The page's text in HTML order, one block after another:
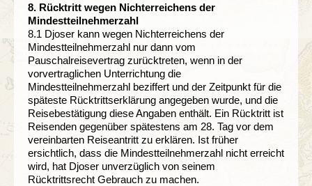
8. Rücktritt wegen Nichterreichens der
Mindestteilnehmerzahl
8.1 Djoser kann wegen Nichterreichens der
Mindestteilnehmerzahl nur dann vom
Pauschalreisevertrag zurücktreten, wenn in der
vorvertraglichen Unterrichtung die
Mindestteilnehmerzahl beziffert und der Zeitpunkt für die
späteste Rücktrittserklärung angegeben wurde, und die
Reisebestätigung diese Angaben enthält. Ein Rücktritt ist
Reisenden gegenüber spätestens am 28. Tag vor dem
vereinbarten Reiseantritt zu erklären. Ist früher
ersichtlich, dass die Mindestteilnehmerzahl nicht erreicht
wird, hat Djoser unverzüglich von seinem
Rücktrittsrecht Gebrauch zu machen.